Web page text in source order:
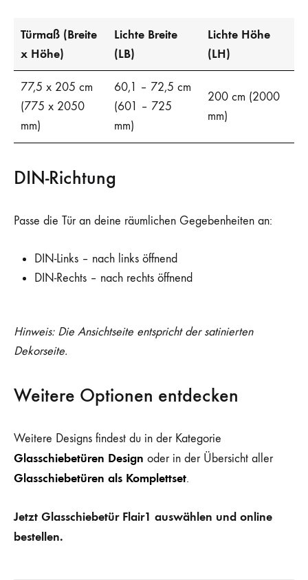
Türmaß (Breite
x Höhe)
Lichte Breite
(LB)
Lichte Höhe
(LH)
77,5 x 205 cm
(775 x 2050
mm)
60,1 – 72,5 cm
(601 – 725
mm)
200 cm (2000
mm)
DIN-Richtung
Passe die Tür an deine räumlichen Gegebenheiten an:
DIN-Links – nach links öffnend
DIN-Rechts – nach rechts öffnend
Hinweis: Die Ansichtseite entspricht der satinierten
Dekorseite.
Weitere Optionen entdecken
Weitere Designs findest du in der Kategorie
Glasschiebetüren Design oder in der Übersicht aller
Glasschiebetüren als Komplettset.
Jetzt Glasschiebetür Flair1 auswählen und online
bestellen.